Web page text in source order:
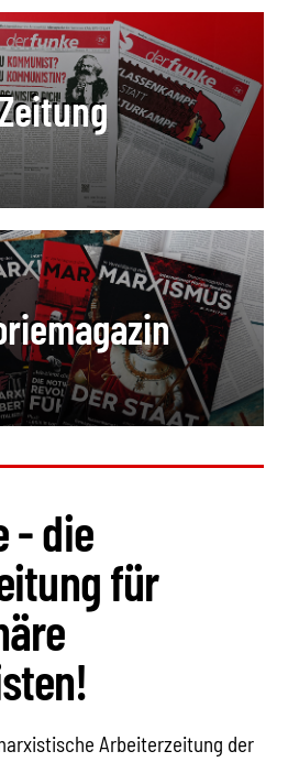
- die
für
Arbeiterzeitung der